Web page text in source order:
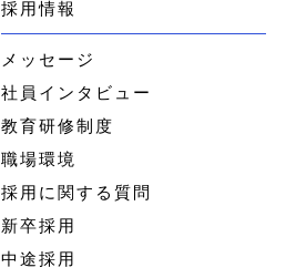
採用情報
メッセージ
社員インタビュー
教育研修制度
職場環境
採用に関する質問
新卒採用
中途採用